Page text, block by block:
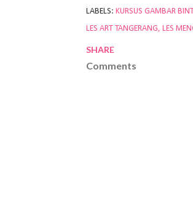
LABELS: KURSUS GAMBAR
LES ART TANGERANG LES
SHARE
Comments